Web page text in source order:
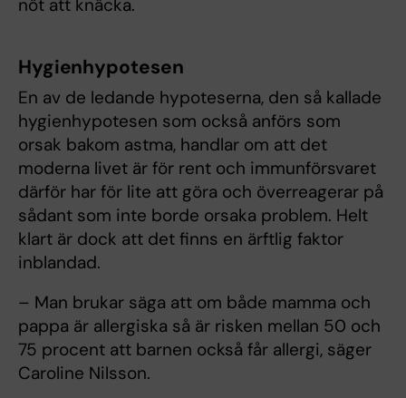
nöt att knäcka.
Hygienhypotesen
En av de ledande hypoteserna, den så kallade
hygienhypotesen som också anförs som
orsak bakom astma, handlar om att det
moderna livet är för rent och immunförsvaret
därför har för lite att göra och överreagerar på
sådant som inte borde orsaka problem. Helt
klart är dock att det finns en ärftlig faktor
inblandad.
– Man brukar säga att om både mamma och
pappa är allergiska så är risken mellan 50 och
75 procent att barnen också får allergi, säger
Caroline Nilsson.